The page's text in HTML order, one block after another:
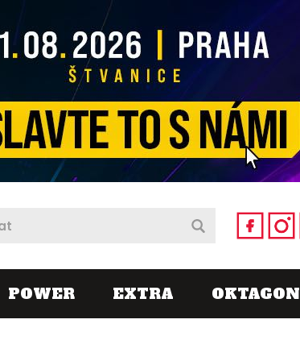
POWER EXTRA OKTAGON